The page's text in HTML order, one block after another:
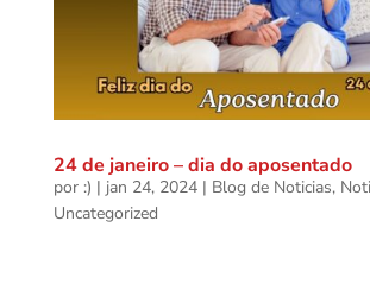
24 de janeiro – dia do aposentado
por :) | jan 24, 2024| Blog de Noticias,
Uncategorized